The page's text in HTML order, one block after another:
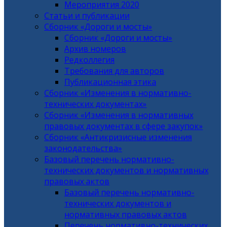
Мероприятия 2020
Статьи и публикации
Сборник «Дороги и мосты»
Сборник «Дороги и мосты»
Архив номеров
Редколлегия
Требования для авторов
Публикационная этика
Сборник «Изменения в нормативно-
технических документах»
Сборник «Изменения в нормативных
правовых документах в сфере закупок»
Сборник «Антикризисные изменения
законодательства»
Базовый перечень нормативно-
технических документов и нормативных
правовых актов
Базовый перечень нормативно-
технических документов и
нормативных правовых актов